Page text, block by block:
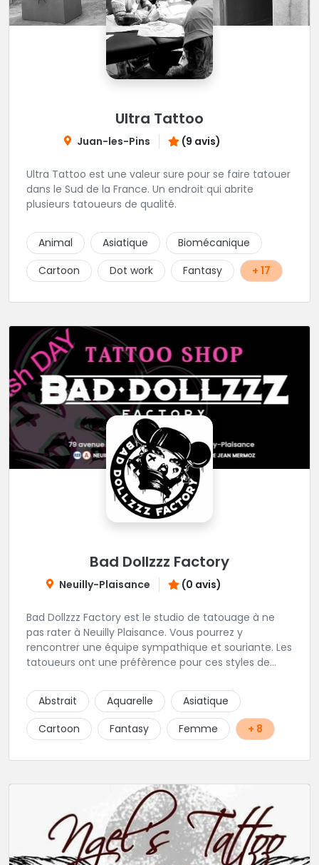
Ultra Tattoo
Juan-les-Pins (9 avis)
Ultra Tattoo est une valeur sure pour se faire tatouer
dans le Sud de la France. Un endroit qui abrite
plusieurs tatoueurs de qualité.
Animal Asiatique
Biomécanique
Cartoon
Dot work Fantasy + 17
Bad Dollzzz Factory
Neuilly-Plaisance (0 avis)
Bad Dollzzz Factory est le studio de tatouage à ne
pas rater à Neuilly Plaisance. Vous pourrez y
rencontrer une équipe sympathique et souriante. Les
tatoueurs ont une préfèrence pour ces styles de
culture et traits fins. Foncez !
Abstrait Aquarelle
Asiatique
Cartoon
Fantasy Femme + 8